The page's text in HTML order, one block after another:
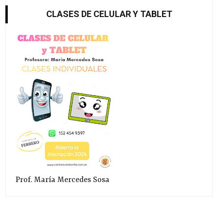
CLASES DE CELULAR Y TABLET
Prof. María Mercedes Sosa